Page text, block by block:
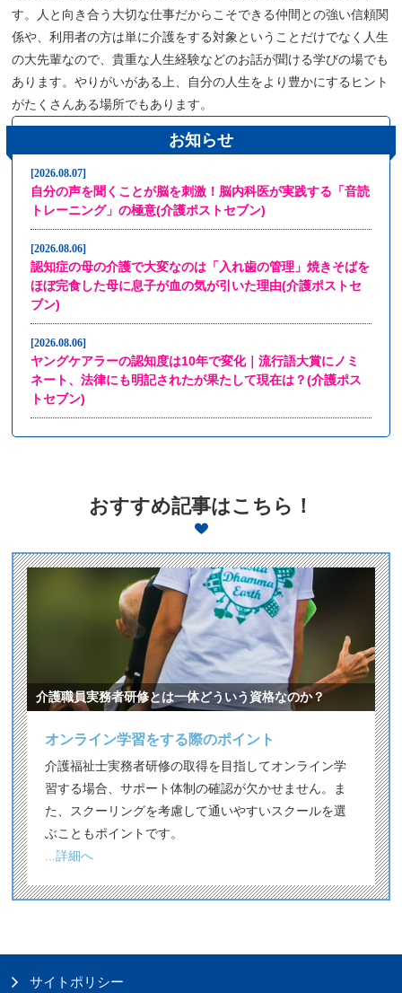
す。人と向き合う大切な仕事だからこそできる仲間との強い信頼関
係や、利用者の方は単に介護をする対象ということだけでなく人生
の大先輩なので、貴重な人生経験などのお話が聞ける学びの場でも
あります。やりがいがある上、自分の人生をより豊かにするヒント
がたくさんある場所でもあります。
お知らせ
2026.08.07
自分の声を聞くことが脳を刺激！脳内科医が実践する「音読
トレーニング」の極意(介護ポストセブン)
2026.08.06
認知症の母の介護で大変なのは「入れ歯の管理」焼きそばを
ほぼ完食した母に息子が血の気が引いた理由(介護ポストセ
ブン)
2026.08.06
ヤングケアラーの認知度は10年で変化｜流行語大賞にノミ
ネート、法律にも明記されたが果たして現在は？(介護ポス
トセブン)
おすすめ記事はこちら！
介護職員実務者研修とは一体どういう資格なのか？
オンライン学習をする際のポイント
介護福祉士実務者研修の取得を目指してオンライン学
習する場合、サポート体制の確認が欠かせません。ま
た、スクーリングを考慮して通いやすいスクールを選
ぶこともポイントです。
...詳細へ
サイトポリシー